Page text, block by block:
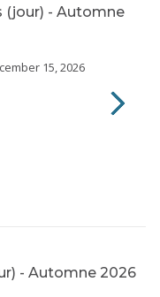
(jour) - Automne
15, 2026
- Automne 2026